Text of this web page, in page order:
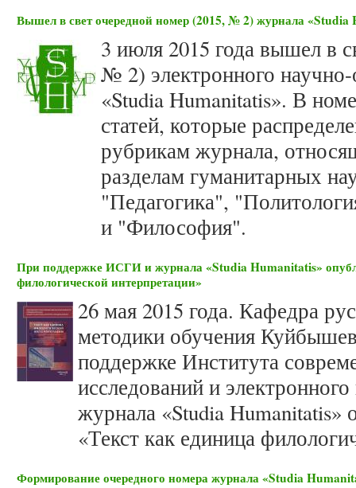
Вышел в свет очередной номер (2015, № 2) журнала «Studia
3 июля 2015 года вышел в
№ 2) электронного научно-
«Studia Humanitatis». В
статей, которые
рубрикам журнала,
разделам гуманитарных
"Педагогика",
и "Философия".
При поддержке ИСГИ и журнала «Studia Humanitatis»
филологической интерпретации»
26 мая 2015 года. Кафедра
методики обучения
поддержке Института
исследований и
журнала «Studia Humanitatis»
«Текст как единица
Формирование очередного номера журнала «Studia